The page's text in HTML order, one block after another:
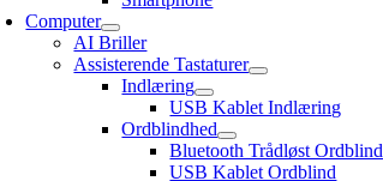
Computer
AI Briller
Assisterende Tastaturer
Indlæring
USB Kablet Indlæring
Ordblindhed
Bluetooth Trådløst Ordblind
USB Kablet Ordblind